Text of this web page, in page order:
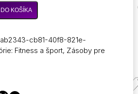
KOŠÍKA
cb81-40f8-821e-
Fitness a šport, Zásoby pre